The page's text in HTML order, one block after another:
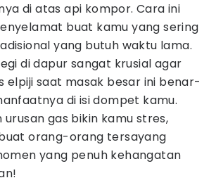
di atas api kompor. Cara ini
buat kamu yang sering
yang butuh waktu lama.
di dapur sangat krusial agar
elpiji saat masak besar ini benar-
di isi dompet kamu.
gas bikin kamu stres,
orang-orang tersayang
yang penuh kehangatan